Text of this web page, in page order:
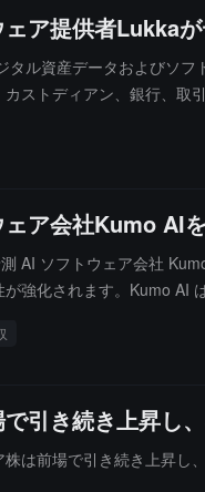
ア提供者Lukka
ル資産データおよびソ
ストディアン、銀行、
をカバーする「コントロ
ア会社Kumo AI
AI ソフトウェア会社
強化されます。Kumo
引き続き上昇し
は前場で引き続き上昇し